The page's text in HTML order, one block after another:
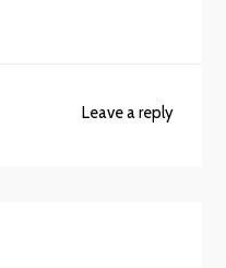
Leave a reply